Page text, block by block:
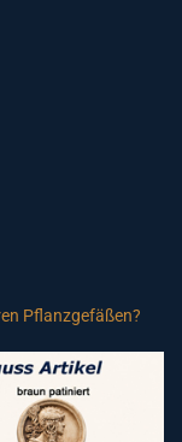
Pflanzgefäßen?